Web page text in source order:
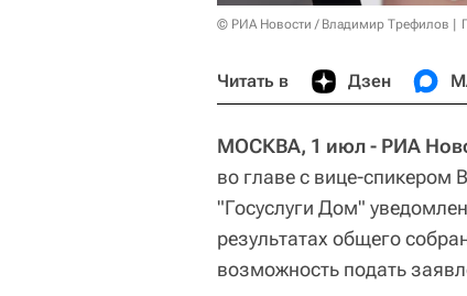
© РИА Новости / Владимир Трефилов
Читать в Дзен
МОСКВА, 1 июл - РИА
во главе с вице-
"Госуслуги Дом"
результатах общего
возможность подать